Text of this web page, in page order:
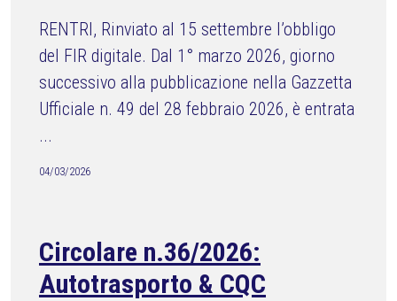
RENTRI, Rinviato al 15 settembre l’obbligo
del FIR digitale. Dal 1° marzo 2026, giorno
successivo alla pubblicazione nella Gazzetta
Ufficiale n. 49 del 28 febbraio 2026, è entrata
...
04/03/2026
Circolare n.36/2026:
Autotrasporto & CQC